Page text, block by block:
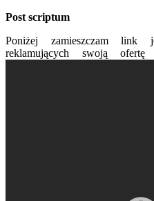
Post scriptum
Poniżej zamieszczam link
reklamujących swoją ofertę